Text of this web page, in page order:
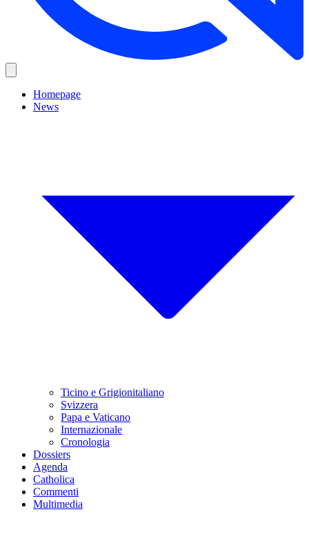
Homepage
News
Ticino e Grigionitaliano
Svizzera
Papa e Vaticano
Internazionale
Cronologia
Dossiers
Agenda
Catholica
Commenti
Multimedia